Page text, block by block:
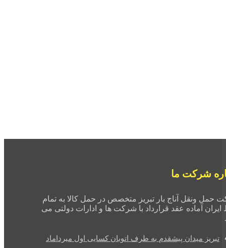
شرکت ما
حمل ونقل آناج بار تبریز متخصص در حمل کالا به تمام
ایران آماده عقد قرارداد با شرکت ها و ادارات دولتی می
تبریز میدان پیشقدم به طرف اتوبان کسایی اول میرداماد